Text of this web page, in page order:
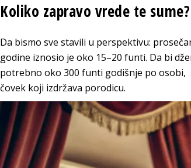
Koliko zapravo vrede te sume?
Da bismo sve stavili u perspektivu:
godine iznosio je oko 15–20 funti. Da bi
potrebno oko 300 funti godišnje po osobi,
čovek koji izdržava porodicu.